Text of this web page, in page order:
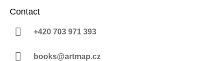
Contact
+420 703 971 393
books@artmap.cz